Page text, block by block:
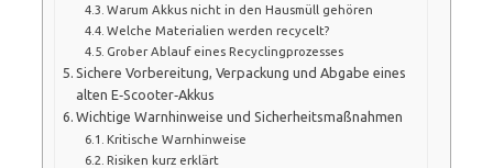
Warum Akkus nicht in den Hausmüll gehören
Welche Materialien werden recycelt?
Grober Ablauf eines Recyclingprozesses
Sichere Vorbereitung, Verpackung und Abgabe eines
alten E‑Scooter‑Akkus
Wichtige Warnhinweise und Sicherheitsmaßnahmen
Kritische Warnhinweise
Risiken kurz erklärt